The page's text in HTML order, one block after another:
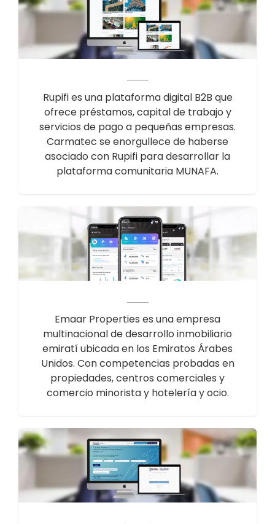
Rupifi es una plataforma digital B2B que
ofrece préstamos, capital de trabajo y
servicios de pago a pequeñas empresas.
Carmatec se enorgullece de haberse
asociado con Rupifi para desarrollar la
plataforma comunitaria MUNAFA.
Emaar Properties es una empresa
multinacional de desarrollo inmobiliario
emiratí ubicada en los Emiratos Árabes
Unidos. Con competencias probadas en
propiedades, centros comerciales y
comercio minorista y hotelería y ocio.